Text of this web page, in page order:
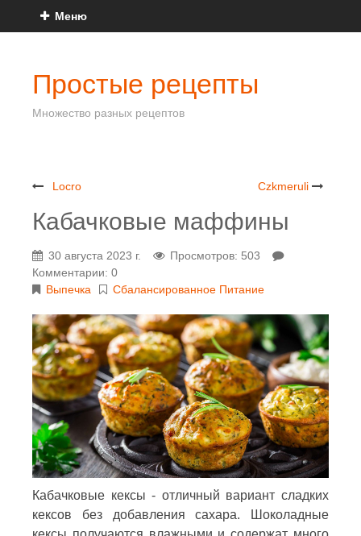
Меню
Простые рецепты
Множество разных рецептов
Locro Czkmeruli
Кабачковые маффины
30 августа 2023 г.
Просмотров: 503
Комментарии: 0
Выпечка
Сбалансированное Питание
Кабачковые кексы - отличный вариант сладких
кексов без добавления сахара. Шоколадные